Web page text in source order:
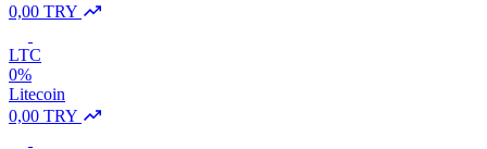
0,00 TRY
LTC
0%
Litecoin
0,00 TRY